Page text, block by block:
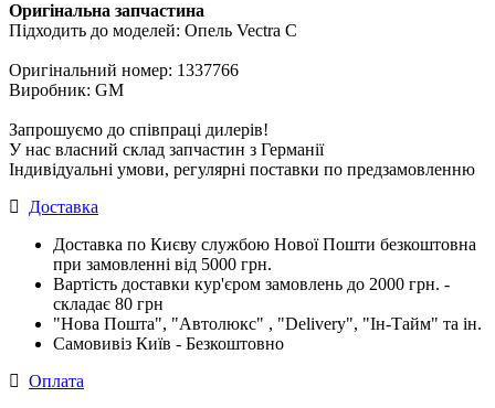
Оригінальна запчастина
Підходить до моделей: Опель Vectra C
Оригінальний номер: 1337766
Виробник: GM
Запрошуємо до співпраці дилерів!
У нас власний склад запчастин з Германії
Індивідуальні умови, регулярні поставки по предзамовленню
Доставка
Доставка по Києву службою Нової Пошти безкоштовна
при замовленні від 5000 грн.
Вартість доставки кур'єром замовлень до 2000 грн. -
складає 80 грн
"Нова Пошта", "Автолюкс" , "Delivery", "Iн-Тайм" та ін.
Самовивіз Київ - Безкоштовно
Оплата